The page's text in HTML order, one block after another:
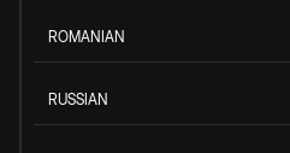
ROMANIAN
RUSSIAN